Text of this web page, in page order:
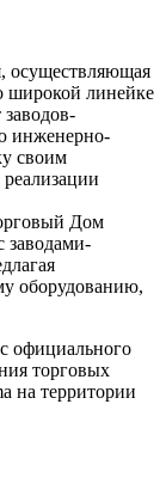
широкой линейке
инженерно-
своим
Дом
оборудованию,
торговых
на территории